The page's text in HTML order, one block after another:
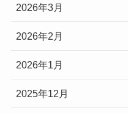
2026年3月
2026年2月
2026年1月
2025年12月